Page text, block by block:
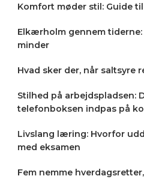
Komfort møder stil: Guide
Elkærholm gennem tiderne:
minder
Hvad sker der, når saltsyre
Stilhed på arbejdspladsen:
telefonboksen indpas på
Livslang læring: Hvorfor
med eksamen
Fem nemme